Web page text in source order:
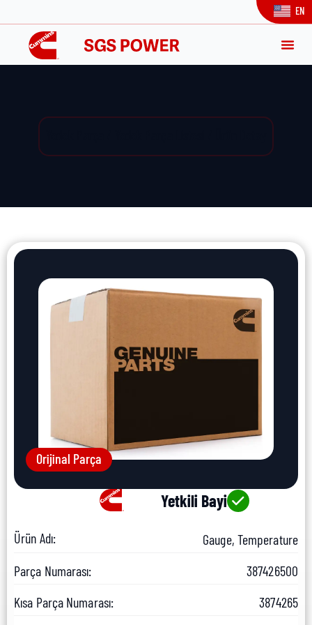
EN
Orijinal Parça
Yetkili Bayi
Ürün Adı:
Gauge, Temperature
Parça Numarası:
387426500
Kısa Parça Numarası:
3874265